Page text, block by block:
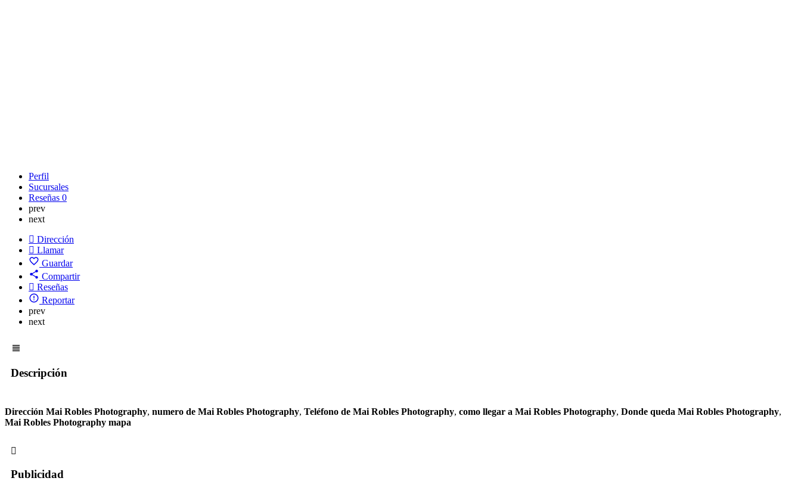
Perfil
Sucursales
Reseñas 0
prev
next
Dirección
Llamar
Guardar
Compartir
Reseñas
Reportar
prev
next
Descripción
Dirección Mai Robles Photography, numero de Mai Robles Photography, Teléfono de Mai Robles Photography, como llegar a Mai Robles Photography, Donde queda Mai Robles Photography,
Mai Robles Photography mapa
Publicidad